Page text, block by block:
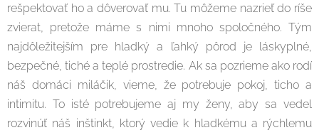
rešpektovať ho a dôverovať mu. Tu môžeme nazrieť do ríše
zvierat, pretože máme s nimi mnoho spoločného. Tým
najdôležitejším pre hladký a ľahký pôrod je láskyplné,
bezpečné, tiché a teplé prostredie. Ak sa pozrieme ako rodí
náš domáci miláčik, vieme, že potrebuje pokoj, ticho a
intimitu. To isté potrebujeme aj my ženy, aby sa vedel
rozvinúť náš inštinkt, ktorý vedie k hladkému a rýchlemu